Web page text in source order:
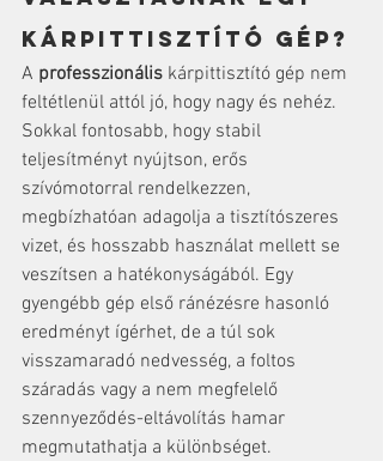
kárpittisztító gép?
A professzionális kárpittisztító gép nem
feltétlenül attól jó, hogy nagy és nehéz.
Sokkal fontosabb, hogy stabil
teljesítményt nyújtson, erős
szívómotorral rendelkezzen,
megbízhatóan adagolja a tisztítószeres
vizet, és hosszabb használat mellett se
veszítsen a hatékonyságából. Egy
gyengébb gép első ránézésre hasonló
eredményt ígérhet, de a túl sok
visszamaradó nedvesség, a foltos
száradás vagy a nem megfelelő
szennyeződés-eltávolítás hamar
megmutathatja a különbséget.